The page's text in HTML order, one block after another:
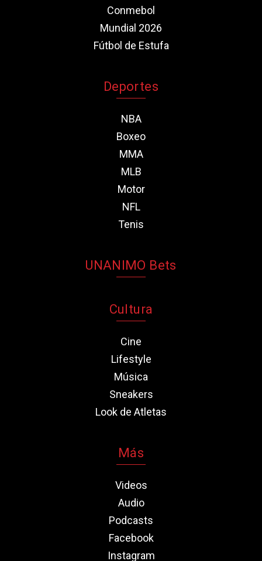
Conmebol
Mundial 2026
Fútbol de Estufa
Deportes
NBA
Boxeo
MMA
MLB
Motor
NFL
Tenis
UNANIMO Bets
Cultura
Cine
Lifestyle
Música
Sneakers
Look de Atletas
Más
Videos
Audio
Podcasts
Facebook
Instagram